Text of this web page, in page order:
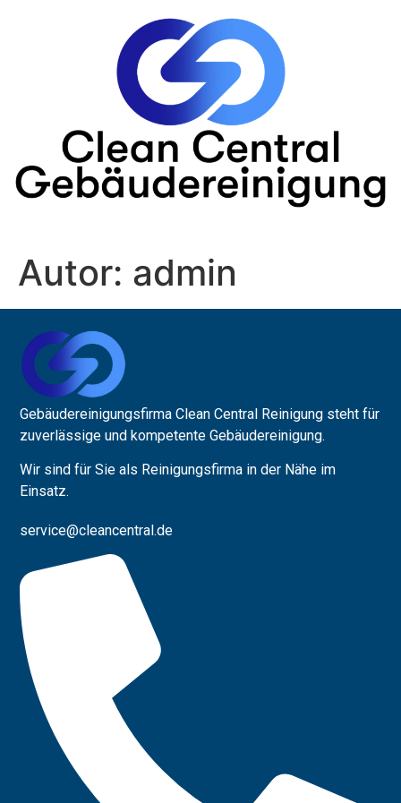
Autor: admin
Gebäudereinigungsfirma Clean Central Reinigung steht für
zuverlässige und kompetente Gebäudereinigung.
Wir sind für Sie als Reinigungsfirma in der Nähe im
Einsatz.
service@cleancentral.de